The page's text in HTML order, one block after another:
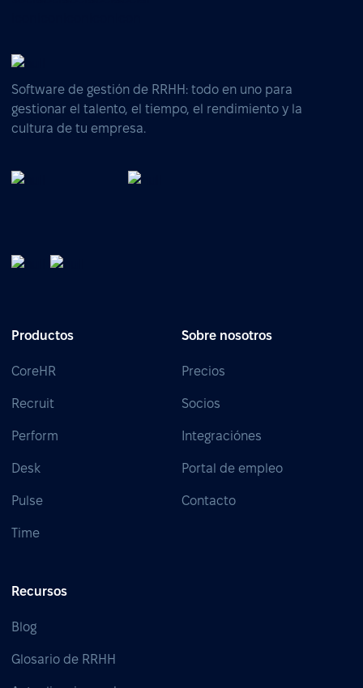
Software de gestión de RRHH: todo en uno para
gestionar el talento, el tiempo, el rendimiento y la
cultura de tu empresa.
Productos
CoreHR
Recruit
Perform
Desk
Pulse
Time
Sobre nosotros
Precios
Socios
Integraciónes
Portal de empleo
Contacto
Recursos
Blog
Glosario de RRHH